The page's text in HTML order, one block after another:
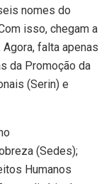
nomes do
isso, chegam a
falta apenas
da Promoção da
(Serin) e
(Sedes);
Humanos